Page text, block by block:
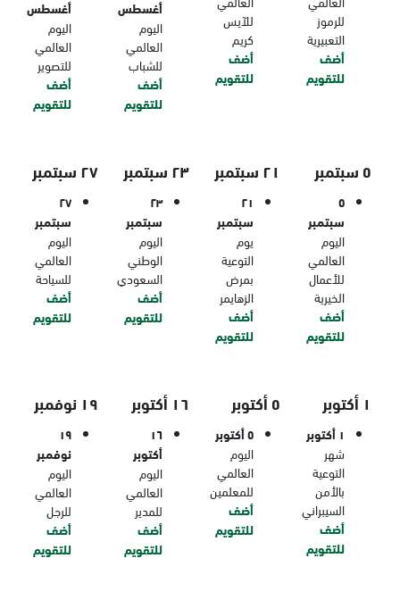
للرموز
التعبيرية
أضف
للتقويم
للآيس
كريم
أضف
للتقويم
أغسطس
اليوم
العالمي
للشباب
أضف
للتقويم
أغسطس
اليوم
العالمي
للتصوير
أضف
للتقويم
٥ سبتمبر
٥
سبتمبر
اليوم
العالمي
للأعمال
الخيرية
أضف
للتقويم
٢١ سبتمبر
٢١
سبتمبر
يوم
التوعية
بمرض
الزهايمر
أضف
للتقويم
٢٣ سبتمبر
٢٣
سبتمبر
اليوم
الوطني
السعودي
أضف
للتقويم
٢٧ سبتمبر
٢٧
سبتمبر
اليوم
العالمي
للسياحة
أضف
للتقويم
١ أكتوبر
١ أكتوبر
شهر
التوعية
بالأمن
السيبراني
أضف
للتقويم
٥ أكتوبر
٥ أكتوبر
اليوم
العالمي
للمعلمين
أضف
للتقويم
١٦ أكتوبر
١٦
أكتوبر
اليوم
العالمي
للمدير
أضف
للتقويم
١٩ نوفمبر
١٩
نوفمبر
اليوم
العالمي
للرجل
أضف
للتقويم